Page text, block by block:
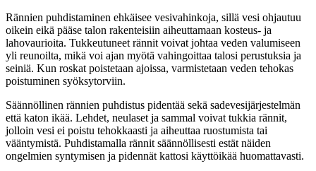
Rännien puhdistaminen ehkäisee vesivahinkoja, sillä vesi ohjautuu
oikein eikä pääse talon rakenteisiin aiheuttamaan kosteus- ja
lahovaurioita. Tukkeutuneet rännit voivat johtaa veden valumiseen
yli reunoilta, mikä voi ajan myötä vahingoittaa talosi perustuksia ja
seiniä. Kun roskat poistetaan ajoissa, varmistetaan veden tehokas
poistuminen syöksytorviin.
Säännöllinen rännien puhdistus pidentää sekä sadevesijärjestelmän
että katon ikää. Lehdet, neulaset ja sammal voivat tukkia rännit,
jolloin vesi ei poistu tehokkaasti ja aiheuttaa ruostumista tai
vääntymistä. Puhdistamalla rännit säännöllisesti estät näiden
ongelmien syntymisen ja pidennät kattosi käyttöikää huomattavasti.